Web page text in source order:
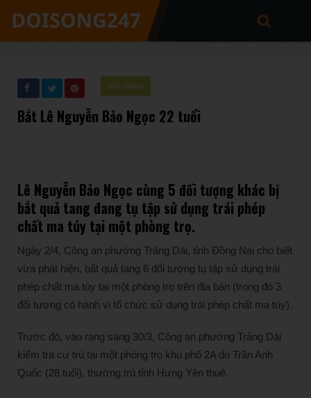
ĐỜI SỐNG
Bắt Lê Nguyễn Bảo Ngọc 22 tuổi
Lê Nguyễn Bảo Ngọc cùng 5 đối tượng khác bị
bắt quả tang đang tụ tập sử dụng trái phép
chất ma túy tại một phòng trọ.
Ngày 2/4, Công an phường Trảng Dài, tỉnh Đồng Nai cho biết
vừa phát hiện, bắt quả tang 6 đối tượng tụ tập sử dụng trái
phép chất ma túy tại một phòng trọ trên địa bàn (trong đó 3
đối tượng có hành vi tổ chức sử dụng trái phép chất ma túy).
Trước đó, vào rạng sáng 30/3, Công an phường Trảng Dài
kiểm tra cư trú tại một phòng trọ khu phố 2A do Trần Anh
Quốc (28 tuổi), thường trú tỉnh Hưng Yên thuê.